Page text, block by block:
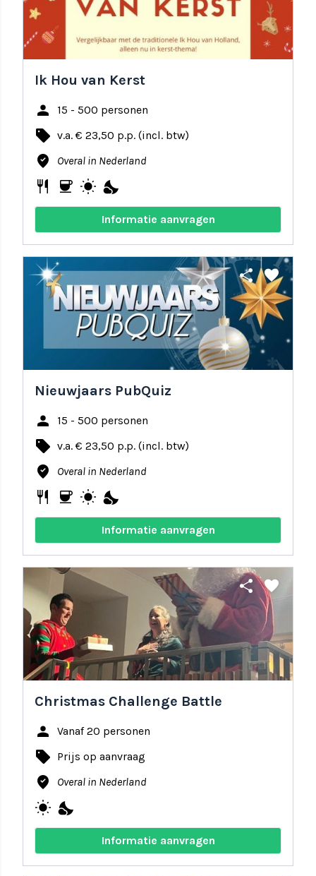
Ik Hou van Kerst
person 15 - 500 personen
local_offer v.a. € 23,50 p.p. (incl. btw)
where_to_vote Overal in Nederland
restaurant coffee wb_sunny nights_stay
Informatie aanvragen
share favorite
Nieuwjaars PubQuiz
person 15 - 500 personen
local_offer v.a. € 23,50 p.p. (incl. btw)
where_to_vote Overal in Nederland
restaurant coffee wb_sunny nights_stay
Informatie aanvragen
share favorite
Christmas Challenge Battle
person Vanaf 20 personen
local_offer Prijs op aanvraag
where_to_vote Overal in Nederland
wb_sunny nights_stay
Informatie aanvragen